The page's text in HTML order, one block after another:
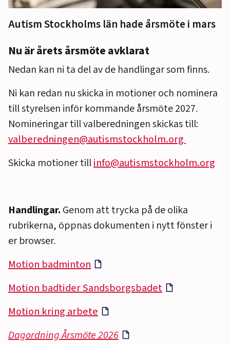
Autism Stockholms län hade årsmöte i mars
Nu är årets årsmöte avklarat
Nedan kan ni ta del av de handlingar som finns.
Ni kan redan nu skicka in motioner och nominera
till styrelsen inför kommande årsmöte 2027.
Nomineringar till valberedningen skickas till:
valberedningen@autismstockholm.org
Skicka motioner tillinfo@autismstockholm.org
Handlingar. Genom att trycka på de olika
rubrikerna, öppnas dokumenten i nytt fönster i
er browser.
Motion badminton
Motion badtider Sandsborgsbadet
Motion kring arbete
Dagordning Årsmöte 2026